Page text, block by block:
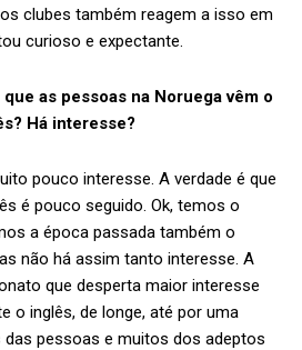
clubes também reagem a isso em
curioso e expectante.
que as pessoas na Noruega vêm o
Há interesse?
pouco interesse. A verdade é que
é pouco seguido. Ok, temos o
a época passada também o
não há assim tanto interesse. A
que desperta maior interesse
o inglês, de longe, até por uma
das pessoas e muitos dos adeptos